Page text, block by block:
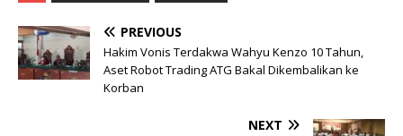
PREVIOUS
Hakim Vonis Terdakwa Wahyu Kenzo 10 Tahun,
Aset Robot Trading ATG Bakal Dikembalikan ke
Korban
NEXT